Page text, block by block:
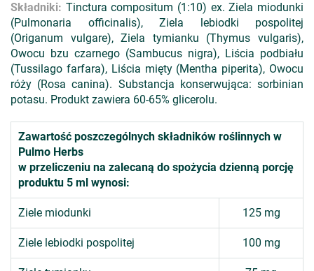
Składniki: Tinctura compositum (1:10) ex. Ziela miodunki
(Pulmonaria officinalis), Ziela lebiodki pospolitej
(Origanum vulgare), Ziela tymianku (Thymus vulgaris),
Owocu bzu czarnego (Sambucus nigra), Liścia podbiału
(Tussilago farfara), Liścia mięty (Mentha piperita), Owocu
róży (Rosa canina). Substancja konserwująca: sorbinian
potasu. Produkt zawiera 60-65% glicerolu.
Zawartość poszczególnych składników roślinnych w
Pulmo Herbs
w przeliczeniu na zalecaną do spożycia dzienną porcję
produktu 5 ml wynosi:
Ziele miodunki 125 mg
Ziele lebiodki pospolitej 100 mg